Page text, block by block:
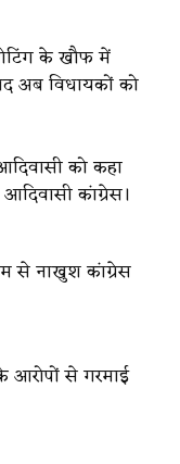
के खौफ में
अब विधायकों को
को कहा
कांग्रेस।
से नाखुश कांग्रेस
आरोपों से गरमाई